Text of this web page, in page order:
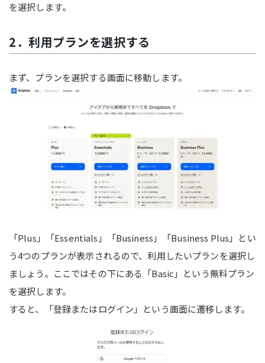
を選択します。
2．利用プランを選択する
まず、プランを選択する画面に移動します。
「Plus」「Essentials」「Business」「Business Plus」とい
う4つのプランが表示されるので、利用したいプランを選択し
ましょう。ここではその下にある「Basic」という無料プラン
を選択します。
すると、「登録またはログイン」という画面に遷移します。